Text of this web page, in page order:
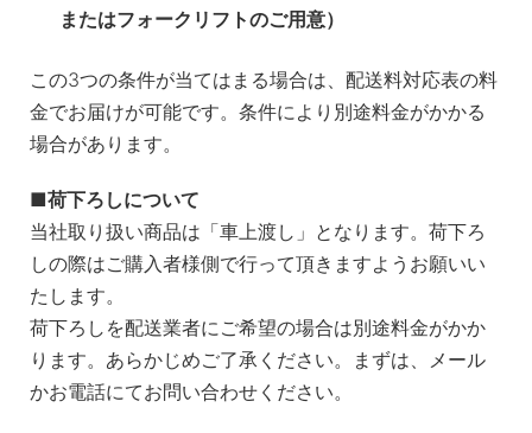
またはフォークリフトのご用意）
この3つの条件が当てはまる場合は、配送料対応表の料
金でお届けが可能です。条件により別途料金がかかる
場合があります。
荷下ろしについて
当社取り扱い商品は「車上渡し」となります。荷下ろ
しの際はご購入者様側で行って頂きますようお願いい
たします。
荷下ろしを配送業者にご希望の場合は別途料金がかか
ります。あらかじめご了承ください。まずは、メール
かお電話にてお問い合わせください。